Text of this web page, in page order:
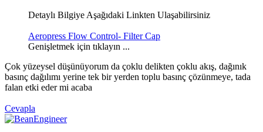
Detaylı Bilgiye Aşağıdaki Linkten Ulaşabilirsiniz
Aeropress Flow Control- Filter Cap
Genişletmek için tıklayın ...
Çok yüzeysel düşünüyorum da çoklu delikten çoklu akış, dağınık
basınç dağılımı yerine tek bir yerden toplu basınç çözünmeye, tada
falan etki eder mi acaba
Cevapla